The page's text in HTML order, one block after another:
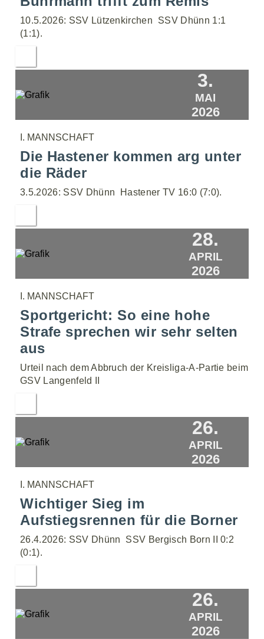
10.5.2026: SSV Lützenkirchen  SSV Dhünn 1:1
(1:1).
3.
MAI
2026
I. MANNSCHAFT
Die Hastener kommen arg unter
die Räder
3.5.2026: SSV Dhünn  Hastener TV 16:0 (7:0).
28.
APRIL
2026
I. MANNSCHAFT
Sportgericht: So eine hohe
Strafe sprechen wir sehr selten
aus
Urteil nach dem Abbruch der Kreisliga-A-Partie beim
GSV Langenfeld II
26.
APRIL
2026
I. MANNSCHAFT
Wichtiger Sieg im
Aufstiegsrennen für die Borner
26.4.2026: SSV Dhünn  SSV Bergisch Born II 0:2
(0:1).
26.
APRIL
2026